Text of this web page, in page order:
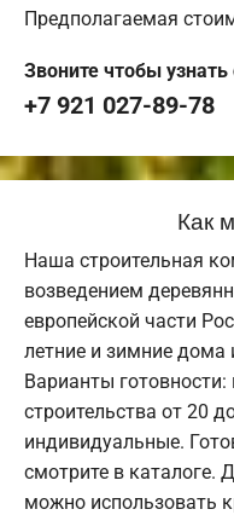
Предполагаемая
Звоните чтобы
+7 921 027-89-78
Как
Наша строительная
возведением
европейской части
летние и зимние дома
Варианты
строительства от 20
индивидуальные.
смотрите в каталоге.
можно использовать